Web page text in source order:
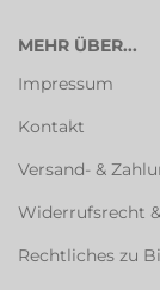
MEHR ÜBER...
Impressum
Kontakt
Versand- &
Widerrufsrecht
Rechtliches zu